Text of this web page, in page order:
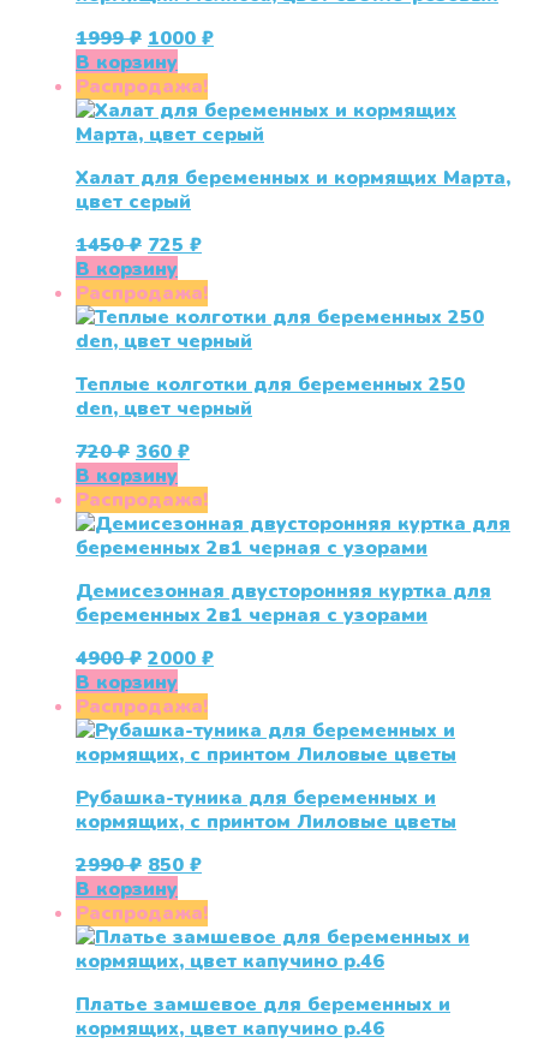
1999₽ Первоначальная
цена
составляла
1999 ₽.
1000 ₽Текущая
В корзину
Распродажа!
Халат для беременных и кормящих Марта,
цвет серый
1450₽ Первоначальная
цена
составляла
1450 ₽.
725 ₽Текущая
725 ₽.
В корзину
Распродажа!
Теплые колготки для беременных 250
den, цвет черный
720₽ Первоначальная
цена
составляла
720 ₽.
360 ₽Текущая
360 ₽.
В корзину
Распродажа!
Демисезонная двусторонняя куртка для
беременных 2в1 черная с узорами
4900₽ Первоначальная
цена
составляла
4900 ₽.
2000 ₽Текущая
В корзину
Распродажа!
Рубашка-туника для беременных и
кормящих, с принтом Лиловые цветы
2990₽ Первоначальная
цена
составляла
2990 ₽.
850 ₽Текущая
850 ₽.
В корзину
Распродажа!
Платье замшевое для беременных и
кормящих, цвет капучино р.46